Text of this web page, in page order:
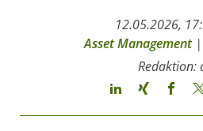
12.05.2026,
Asset Management|
Redaktion: